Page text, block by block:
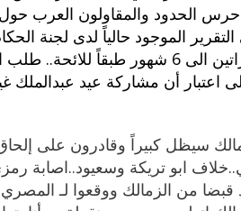
حرس الحدود والمقاولون العرب
الموجود حالياً لدى لجنة
اعتبار أن مشاركة عيد عبدالملك
سيظل كبيراً وقادرون على إلحاق
ابو تريكة وسعيود..اصابة رمزي
من الزمالك ووقعوا لـ المصري